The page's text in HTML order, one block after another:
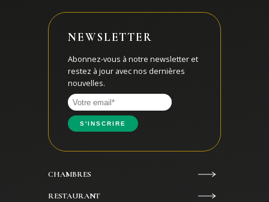
NEWSLETTER
Abonnez-vous à notre newsletter et
restez à jour avec nos dernières
nouvelles.
CHAMBRES
RESTAURANT